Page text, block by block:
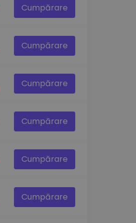
Cumpărare
Cumpărare
Cumpărare
Cumpărare
Cumpărare
Cumpărare